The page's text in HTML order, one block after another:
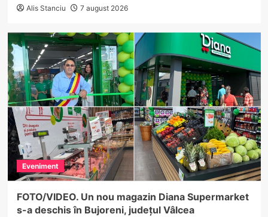
Alis Stanciu 7 august 2026
Eveniment
FOTO/VIDEO. Un nou magazin Diana Supermarket
s-a deschis în Bujoreni, județul Vâlcea